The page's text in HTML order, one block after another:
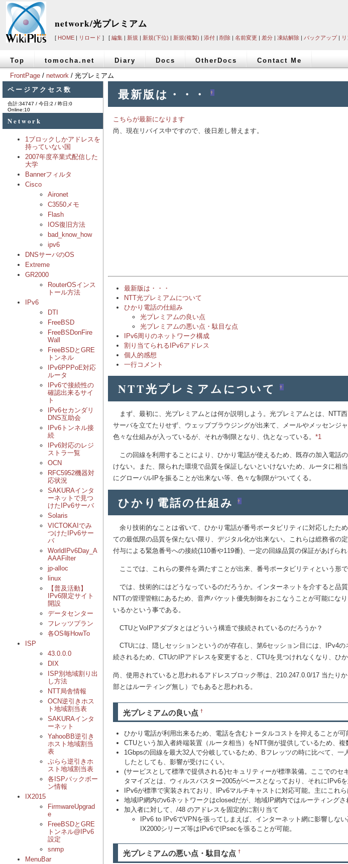
network/光プレミアム
[ HOME | リロード ] [ 編集 | 新規 | 新規(下位) | 新規(複製) | 添付 | 削除 | 名前変更 | 差分 | 凍結解除 | バックアップ|
Top tomocha.net Diary Docs OtherDocs Contact Me
FrontPage / network / 光プレミアム
ページアクセス数
合計:34747 / 今日:2 / 昨日:0
Online:10
Network
1ブロックしかアドレスを
持っていない国
2007年度卒業式配信した
大学
Bannerフィルタ
Cisco
Aironet
C3550メモ
Flash
IOS復旧方法
bad_know_how
ipv6
DNSサーバのOS
Extreme
GR2000
RouterOSインス
トール方法
IPv6
DTI
FreeBSD
FreeBSDonFire
Wall
FreeBSDとGRE
トンネル
IPv6PPPoE対応
ルータ
IPv6で接続性の
確認出来るサイ
ト
IPv6セカンダリ
DNS互助会
IPv6トンネル接
続
IPv6対応のレジ
ストラ一覧
OCN
RFC5952機器対
応状況
SAKURAインタ
ーネットで見つ
けたIPv6サーバ
Solaris
VICTOKAIでみ
つけたIPv6サー
バ
WorldIPv6Day_A
AAAFilter
jp-alloc
linux
【普及活動】
IPv6限定サイト
開設
データセンター
フレッツプラン
各OS毎HowTo
ISP
43.0.0.0
DIX
ISP別地域割り出
し方法
NTT局舎情報
OCN逆引きホス
ト地域割当表
SAKURAインタ
ーネット
YahooBB逆引き
ホスト地域割当
表
ぷらら逆引きホ
スト地域割当表
各ISPバックボー
ン情報
IX2015
FirmwareUpgrad
e
FreeBSDとGRE
トンネル@IPv6
設定
snmp
MenuBar
最新版は・・・ †
こちらが最新になります
尚、現在リバイス中ですので、後日差し替えます。
最新版は・・・
NTT光プレミアムについて
ひかり電話の仕組み
光プレミアムの良い点
光プレミアムの悪い点・駄目な点
IPv6周りのネットワーク構成
割り当てられるIPv6アドレス
個人的感想
一行コメント
NTT光プレミアムについて †
まず、最初に、光プレミアムとは何か説明しよう。光プレミアムとは、NTT
サーバを立てたりせず、ウェッブブラウジングが出来て、メールやメッセンジ
色々な仕組みが入っているが、それが制限となり、仇となっている。 *1
この回線を利用することにより、ひかり電話が使えるため、既存の加入電話
けない。また、限られた環境で品質を保証しないといけないため、ルータに
にグローバルIPを振ることが出来ない等、色々な制限がついてくる。
ひかり電話の仕組み †
余り技術的なことは省いて、ひかり電話が番号ポータビリティに対応したた
ての最低限の品質を保たない限り、デジタル化が出来ない。これらは総務省
付与による緊急番号への接続(110番や119番)、一定の回線品質の保証があげら
ここでは、これらの要件を満たすことが出来、番号ポータビリティという形
では、技術的にはどうなっているのだろうか。インターネットを介すると品
NTTの管理管轄にあるため、音声パケット優先制御をおこなうことが可能に
いるかという事である。
CTUとVoIPアダプタとはどういう構造で接続されているのだろうか？
CTUには、隠しセッションというのが存在し、第6セッション目には、IPv4
続されるため、CTUのIPアドレスを変更すると、CTUを見つけれなくなり、ひ
尚、使用されていると思われるアドレスブロック帯は、210.247.0.0/17 当た
部とはルーティング無し）でもあると思われる。
光プレミアムの良い点†
ひかり電話が利用出来るため、電話を含むトータルコストを抑えることが可
CTUという加入者終端装置（ルータ相当）をNTT側が提供しているため、
1Gbpsの回線を最大32人で分岐しているため、Bフレッツの時に比べて、
したとしても、影響が受けにくい。
(サービスとして標準で提供される)セキュリティーが標準装備。ここでのセ
タマイズとは、ウィルスバスター2005がベースとなっており、それにIPv6
IPv6が標準で実装されており、IPv6マルチキャストに対応可能。主にこれ
地域IP網内のv6ネットワークはclosedだが、地域IP網内ではルーティングさ
加入者に対して、/48 のアドレスを固定的に割り当て
IPv6 to IPv6でVPNを張ってしまえば、インターネット網に影響しな
IX2000シリーズ等はIPv6でIPsecを張ることが可能。
光プレミアムの悪い点・駄目な点†